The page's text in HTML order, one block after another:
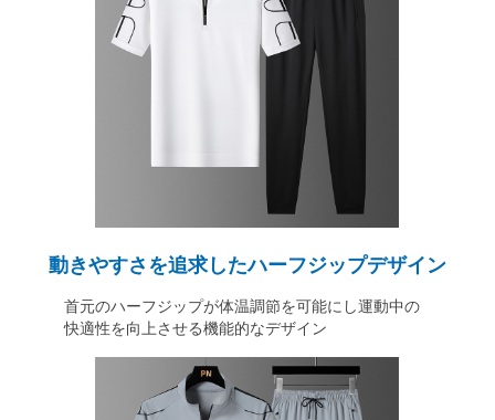
動きやすさを追求したハーフジップデザイン
首元のハーフジップが体温調節を可能にし運動中の
快適性を向上させる機能的なデザイン